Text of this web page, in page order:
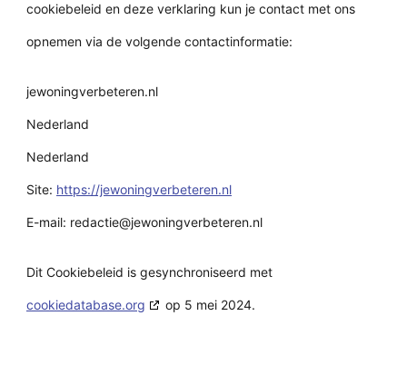
cookiebeleid en deze verklaring kun je contact met ons
opnemen via de volgende contactinformatie:
jewoningverbeteren.nl
Nederland
Nederland
Site: https://jewoningverbeteren.nl
E-mail: redactie@jewoningverbeteren.nl
Dit Cookiebeleid is gesynchroniseerd met
cookiedatabase.org op 5 mei 2024.